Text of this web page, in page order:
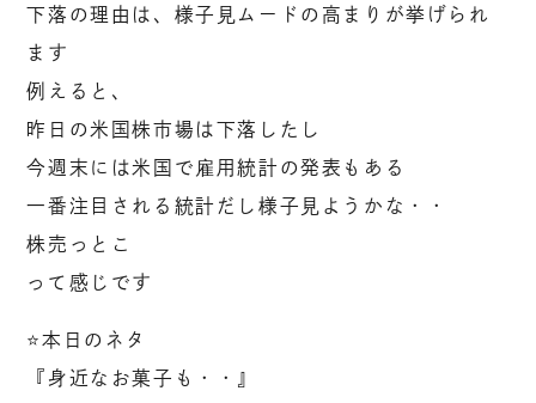
下落の理由は、様子見ムードの高まりが挙げられ
ます
例えると、
昨日の米国株市場は下落したし
今週末には米国で雇用統計の発表もある
一番注目される統計だし様子見ようかな・・
株売っとこ
って感じです
⭐️本日のネタ
『身近なお菓子も・・』